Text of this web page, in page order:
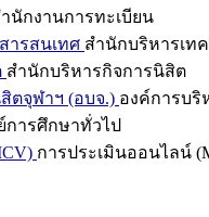
นักงานการทะเบียน
ารสนเทศ สำนักบริหารเท
สำนักบริหารกิจการนิสิต
ตจุฬาฯ (อบจ.) องค์การบริ
การศึกษาทั่วไป
การประเมินออนไลน์